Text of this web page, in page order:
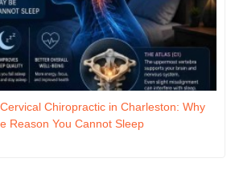
Chiropractic in Charleston: Why
Reason You Cannot Sleep